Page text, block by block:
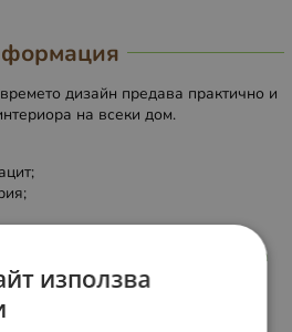
дизайн предава практично и
на всеки дом.
на цвят ( RAL и NCS )
www.ralcolorchart.com/ral-design
;
използва